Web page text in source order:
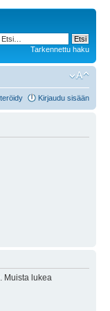
Tarkennettu haku
Kirjaudu sisään
Muista lukea